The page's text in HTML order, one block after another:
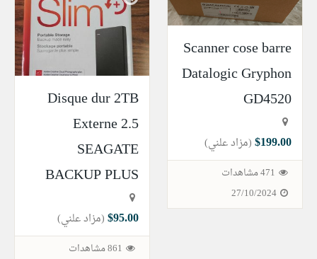
Scanner cose barre
Datalogic Gryphon
GD4520
$199.00(مزاد علني)
471 مشاهدات
27/10/2024
Disque dur 2TB
Externe 2.5
SEAGATE
BACKUP PLUS
$95.00(مزاد علني)
861 مشاهدات